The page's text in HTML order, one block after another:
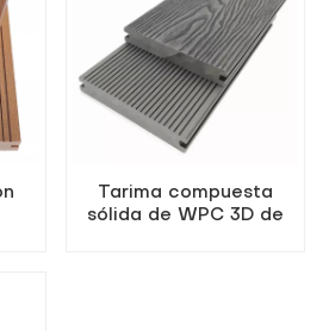
Tarima compuesta
sólida de WPC 3D de